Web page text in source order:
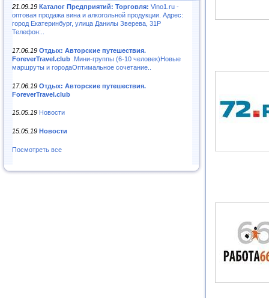
21.09.19 Каталог Предприятий: Торговля: Vino1.ru -
оптовая продажа вина и алкогольной продукции. Адрес:
город Екатеринбург, улица Данилы Зверева, 31Р
Телефон:..
17.06.19 Отдых: Авторские путешествия.
ForeverTravel.club .Мини-группы (6-10 человек)Новые
маршруты и городаОптимальное сочетание..
17.06.19 Отдых: Авторские путешествия.
ForeverTravel.club
15.05.19 Новости
15.05.19 Новости
Посмотреть все